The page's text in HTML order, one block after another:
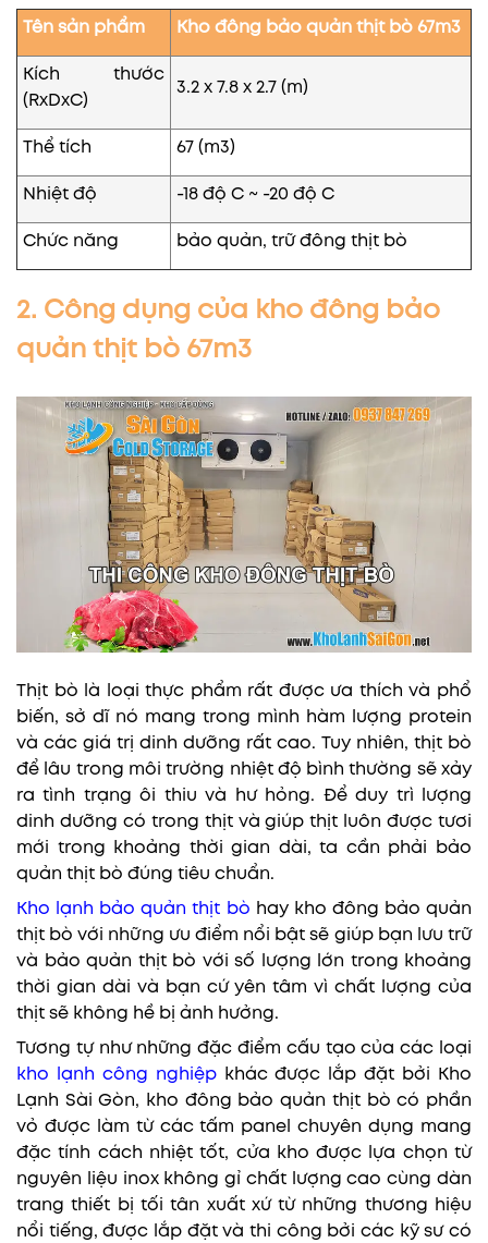
Tên sản phẩm Kho đông bảo quản thịt bò 67m3
Kích thước
(RxDxC)
3.2 x 7.8 x 2.7 (m)
Thể tích 67 (m3)
Nhiệt độ -18 độ C ~ -20 độ C
Chức năng bảo quản, trữ đông thịt bò
2. Công dụng của kho đông bảo
quản thịt bò 67m3
Thịt bò là loại thực phẩm rất được ưa thích và phổ
biến, sở dĩ nó mang trong mình hàm lượng protein
và các giá trị dinh dưỡng rất cao. Tuy nhiên, thịt bò
để lâu trong môi trường nhiệt độ bình thường sẽ xảy
ra tình trạng ôi thiu và hư hỏng. Để duy trì lượng
dinh dưỡng có trong thịt và giúp thịt luôn được tươi
mới trong khoảng thời gian dài, ta cần phải bảo
quản thịt bò đúng tiêu chuẩn.
Kho lạnh bảo quản thịt bò hay kho đông bảo quản
thịt bò với những ưu điểm nổi bật sẽ giúp bạn lưu trữ
và bảo quản thịt bò với số lượng lớn trong khoảng
thời gian dài và bạn cứ yên tâm vì chất lượng của
thịt sẽ không hề bị ảnh hưởng.
Tương tự như những đặc điểm cấu tạo của các loại
kho lạnh công nghiệpkhác được lắp đặt bởi Kho
Lạnh Sài Gòn, kho đông bảo quản thịt bò có phần
vỏ được làm từ các tấm panel chuyên dụng mang
đặc tính cách nhiệt tốt, cửa kho được lựa chọn từ
nguyên liệu inox không gỉ chất lượng cao cùng dàn
trang thiết bị tối tân xuất xứ từ những thương hiệu
nổi tiếng, được lắp đặt và thi công bởi các kỹ sư có